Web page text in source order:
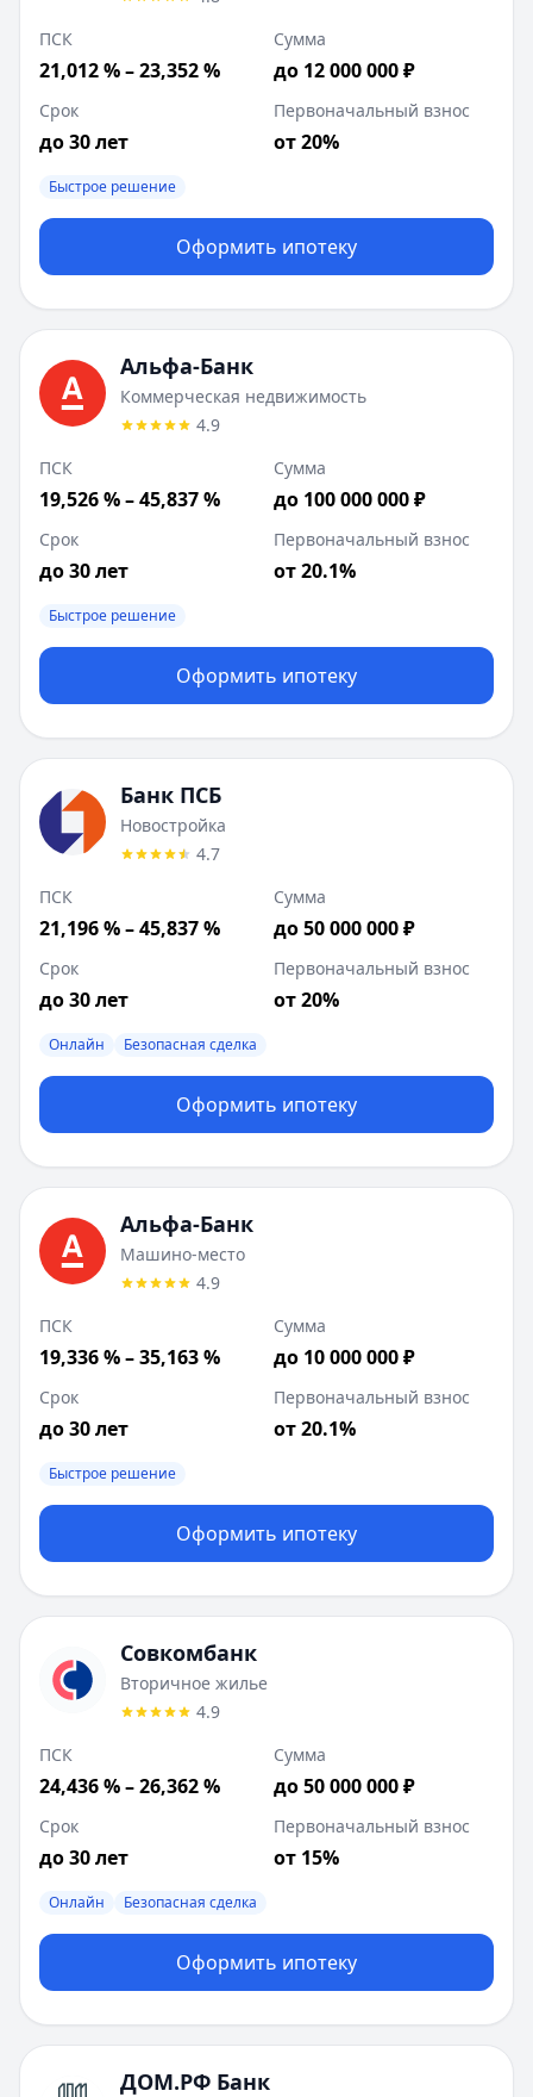
ПСК
21,012 % – 23,352 %
Сумма
до 12 000 000 ₽
Срок
до 30 лет
Первоначальный взнос
от 20%
Быстрое решение
Оформить ипотеку
Альфа-Банк
Коммерческая недвижимость
4.9
ПСК
19,526 % – 45,837 %
Сумма
до 100 000 000 ₽
Срок
до 30 лет
Первоначальный взнос
от 20.1%
Быстрое решение
Оформить ипотеку
Банк ПСБ
Новостройка
4.7
ПСК
21,196 % – 45,837 %
Сумма
до 50 000 000 ₽
Срок
до 30 лет
Первоначальный взнос
от 20%
Онлайн Безопасная сделка
Оформить ипотеку
Альфа-Банк
Машино-место
4.9
ПСК
19,336 % – 35,163 %
Сумма
до 10 000 000 ₽
Срок
до 30 лет
Первоначальный взнос
от 20.1%
Быстрое решение
Оформить ипотеку
Совкомбанк
Вторичное жилье
4.9
ПСК
24,436 % – 26,362 %
Сумма
до 50 000 000 ₽
Срок
до 30 лет
Первоначальный взнос
от 15%
Онлайн Безопасная сделка
Оформить ипотеку
ДОМ.РФ Банк